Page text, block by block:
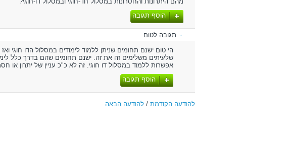
הוסף תגובה
תגובה לטום
הי טום ישנם תחומים שניתן ללמוד לימודים במסלול הדו חוגי
שלעיתים משלימים זה את זה. ישנם תחומים שהם בדרך כלל
אפשרות ללמוד במסלול דו חוגי. זה לא כ"כ עניין של יתרון או
הוסף תגובה
להודעה הקודמת / להודעה הבאה